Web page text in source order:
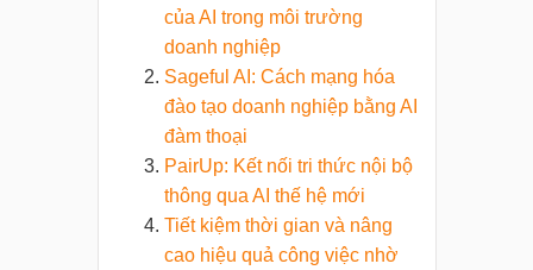
của AI trong môi trường
doanh nghiệp
Sageful AI: Cách mạng hóa
đào tạo doanh nghiệp bằng AI
đàm thoại
PairUp: Kết nối tri thức nội bộ
thông qua AI thế hệ mới
Tiết kiệm thời gian và nâng
cao hiệu quả công việc nhờ